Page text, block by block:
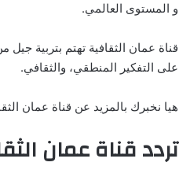
و المستوى العالمي.
قناة عمان الثقافية تهتم بتربية جيل
على التفكير المنطقي، والثقافي.
هيا نخبرك بالمزيد عن قناة عمان
تردد قناة عمان